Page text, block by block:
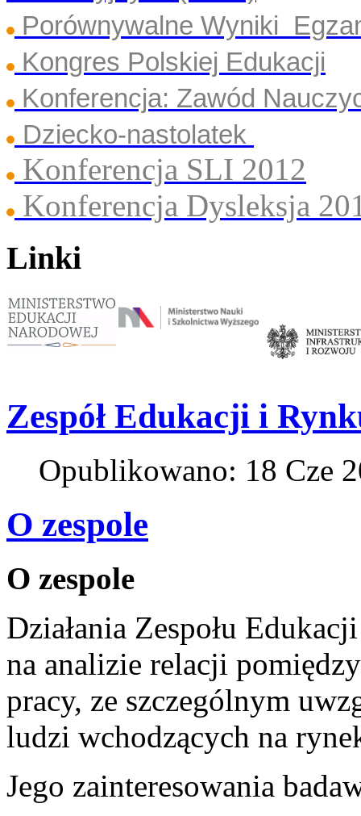
Porównywalne Wyniki
Kongres Polskiej Edukacji
Konferencja: Zawód
Dziecko-nastolatek
Konferencja SLI 2012
Konferencja Dysleksja
Linki
Zespół Edukacji i
Opublikowano: 18 Cze
O zespole
O zespole
Działania Zespołu
na analizie relacji
pracy, ze szczególnym
ludzi wchodzących na
Jego zainteresowania